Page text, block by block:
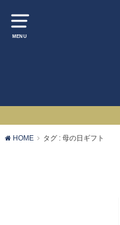
MENU
HOME タグ : 母の日ギフト